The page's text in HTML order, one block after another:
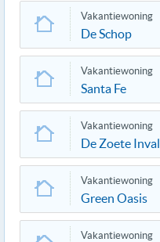
Vakantiewoning
De Schop
Vakantiewoning
Santa Fe
Vakantiewoning
De Zoete Inval
Vakantiewoning
Green Oasis
Vakantiewoning